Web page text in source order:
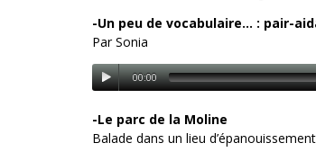
-Un peu de vocabulaire… : pair-
Par Sonia
00:00
-Le parc de la Moline
Balade dans un lieu